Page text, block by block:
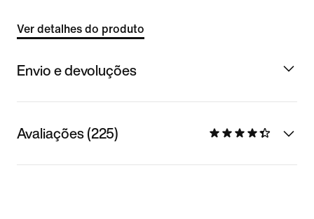
Ver detalhes do produto
Envio e devoluções
Avaliações (225)